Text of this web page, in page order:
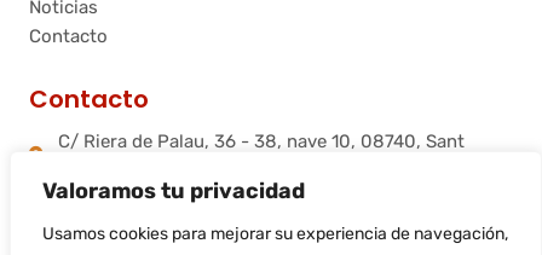
Valoramos tu privacidad
Usamos cookies para mejorar su experiencia de navegación,
Noticias
Contacto
Contacto
C/ Riera de Palau, 36 - 38, nave 10, 08740, Sant
info@flamtec.es
+34 937 06 00 52